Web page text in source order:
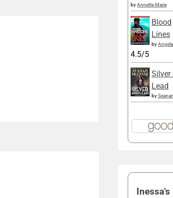
byAnnette Marie
Blood
Lines
by
4.5/5
Silver
Lead
by